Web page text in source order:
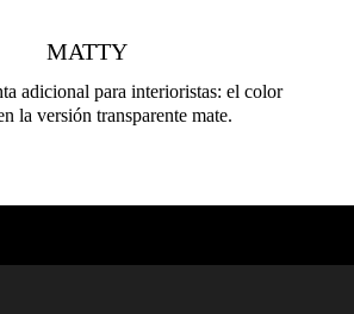
MATTY
adicional para interioristas: el color
la versión transparente mate.